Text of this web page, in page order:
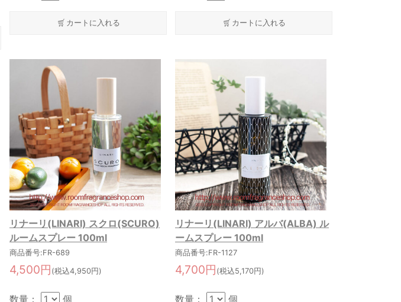
カートに入れる カートに入れる
リナーリ(LINARI) スクロ(SCURO)
ルームスプレー 100ml
商品番号:FR-689
4,500円 (税込4,950円)
数量： 個
リナーリ(LINARI) アルバ(ALBA) ル
ームスプレー 100ml
商品番号:FR-1127
4,700円 (税込5,170円)
数量： 個